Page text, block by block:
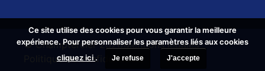
© Champtercier 2026Mentions légales
Politique de confidentialité
Ce site utilise des cookies pour vous garantir la meilleure
expérience. Pour personnaliser les paramètres liés aux cookies
cliquez ici . Je refuse J'accepte
Ce site utilise des cookies pour vous garantir la meilleure
expérience. Pour personnaliser les paramètres liés aux cookies
cliquez ici . Je refuse J'accepte